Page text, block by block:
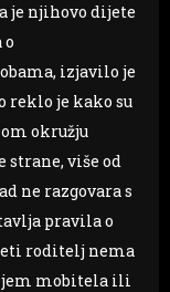
je njihovo dijete
izjavilo je
reklo je kako su
okružju
strane, više od
ne razgovara s
pravila o
roditelj nema
mobitela ili